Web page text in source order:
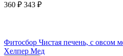
360 ₽ 343 ₽
Фитосбор Чистая печень, с овсом
Хелпер Мед